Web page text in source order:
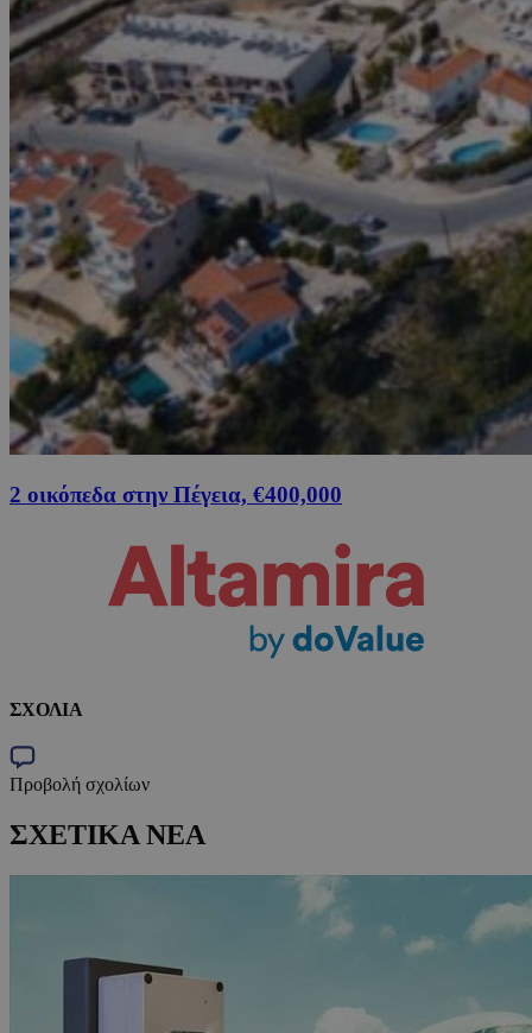
2 οικόπεδα στην Πέγεια, €400,000
ΣΧΟΛΙΑ
Προβολή σχολίων
ΣΧΕΤΙΚΑ ΝΕΑ